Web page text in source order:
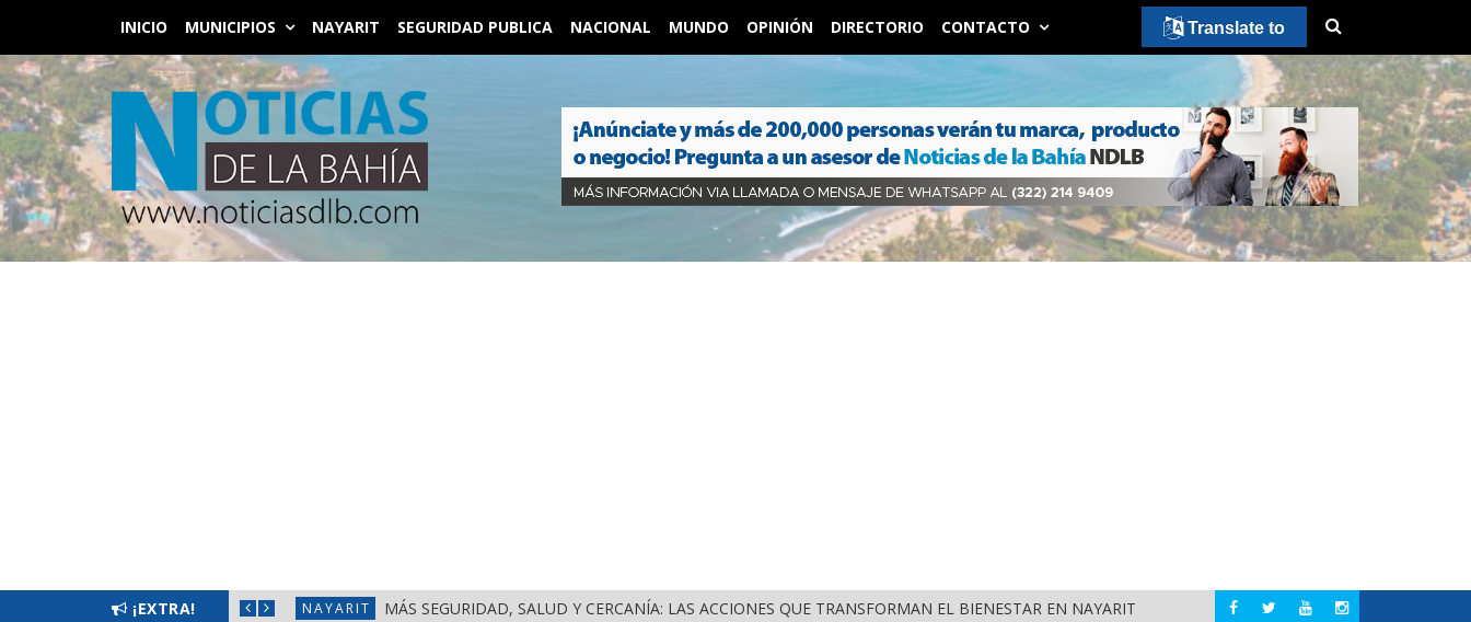
INICIO MUNICIPIOS NAYARIT SEGURIDAD PUBLICA NACIONAL MUNDO OPINIÓN DIRECTORIO CONTACTO
¡EXTRA!
ENCUESTAS EN NAYARIT NAYARIT MÁS SEGURIDAD, SALUD Y CERCANÍA: LAS ACCIONES QUE TRANSFORMAN EL BIENESTAR EN NAYARIT NAYARIT FORTALECE
Translate to